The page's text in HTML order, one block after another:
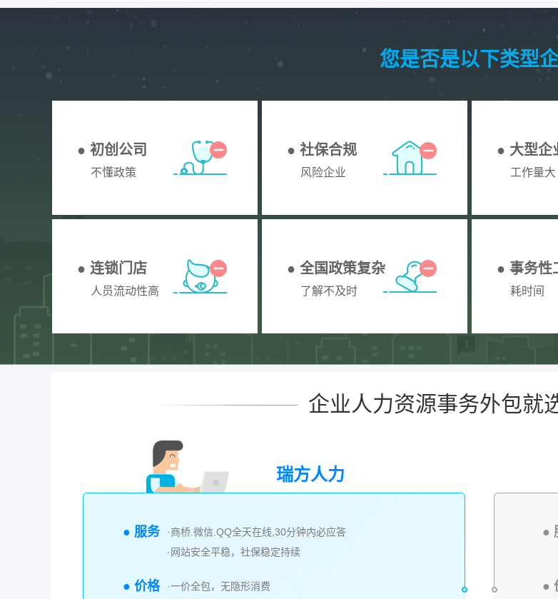
您是否是以下类型
● 初创公司
不懂政策
● 社保合规
风险企业
● 大型企
工作量大
● 连锁门店
人员流动性高
● 全国政策复杂
了解不及时
● 事务性
耗时间
企业人力资源事务外包就
瑞方人力
● 服务
·商桥.微信.QQ全天在线,30分钟内必应答
·网站安全平稳，社保稳定持续
● 价格
·一价全包，无隐形消费
●
●